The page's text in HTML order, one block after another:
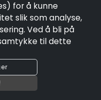
for å kunne
slik som analyse,
Ved å bli på
til dette